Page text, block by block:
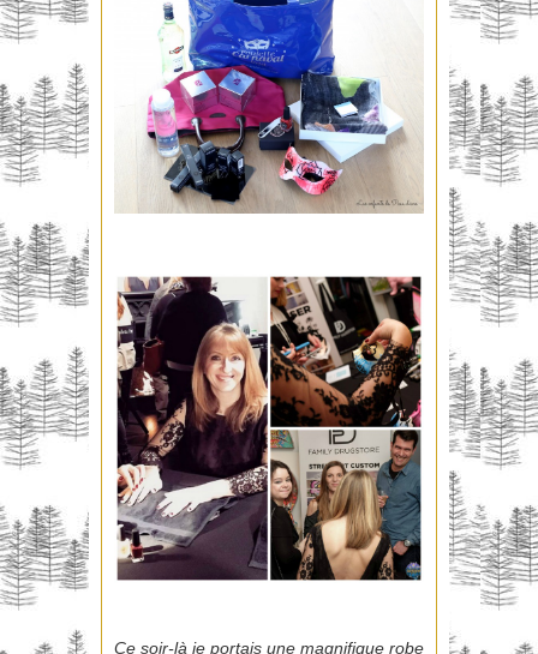
Ce soir-là je portais une magnifique robe